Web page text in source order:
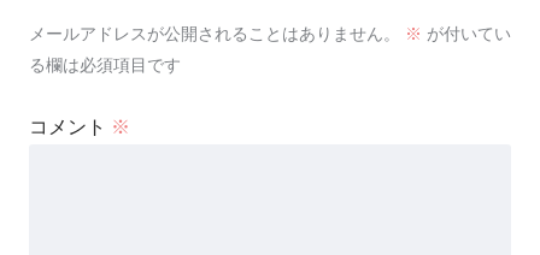
メールアドレスが公開されることはありません。 ※ が付いてい
る欄は必須項目です
コメント ※